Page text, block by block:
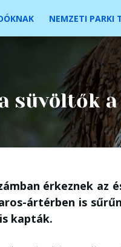
NEMZETI PARKI
süvöltők
érkeznek az
ártérben is
kapták.